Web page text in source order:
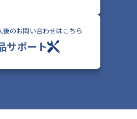
後のお問い合わせはこちら
サポート